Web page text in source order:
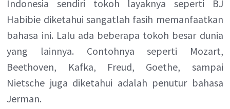
Indonesia sendiri tokoh layaknya seperti BJ
Habibie diketahui sangatlah fasih memanfaatkan
bahasa ini. Lalu ada beberapa tokoh besar dunia
yang lainnya. Contohnya seperti Mozart,
Beethoven, Kafka, Freud, Goethe, sampai
Nietsche juga diketahui adalah penutur bahasa
Jerman.